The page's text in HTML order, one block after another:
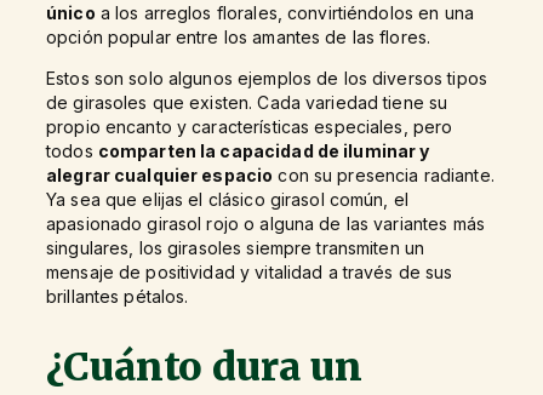
único a los arreglos florales, convirtiéndolos en una
opción popular entre los amantes de las flores.
Estos son solo algunos ejemplos de los diversos tipos
de girasoles que existen. Cada variedad tiene su
propio encanto y características especiales, pero
todos comparten la capacidad de iluminar y
alegrar cualquier espacio con su presencia radiante.
Ya sea que elijas el clásico girasol común, el
apasionado girasol rojo o alguna de las variantes más
singulares, los girasoles siempre transmiten un
mensaje de positividad y vitalidad a través de sus
brillantes pétalos.
¿Cuánto dura un